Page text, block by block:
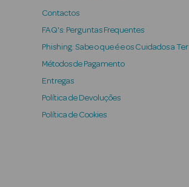
Contactos
FAQ's: Perguntas Frequentes
Phishing: Sabe o que é e os Cuidados a Ter
Métodos de Pagamento
Entregas
Política de Devoluções
Política de Cookies